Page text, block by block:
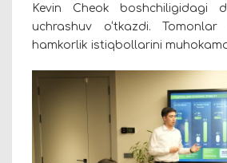
Kevin Cheok boshchiligidagi
uchrashuv o‘tkazdi.
hamkorlik istiqbollarini